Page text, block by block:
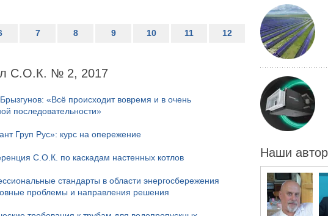
7 8 9 10 11 12
С.О.К. № 2, 2017
«Всё происходит вовремя и в очень
последовательности»
Груп Рус»: курс на опережение
С.О.К. по каскадам настенных котлов
стандарты в области энергосбережения
проблемы и направления решения
Наши